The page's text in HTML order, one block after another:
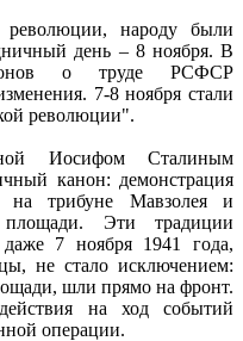
народу были
день – 8 ноября. В
о труде РСФСР
7-8 ноября стали
революции".
Иосифом Сталиным
канон: демонстрация
на трибуне Мавзолея и
Эти традиции
даже 7 ноября 1941 года,
не стало исключением:
шли прямо на фронт.
на ход событий
операции.